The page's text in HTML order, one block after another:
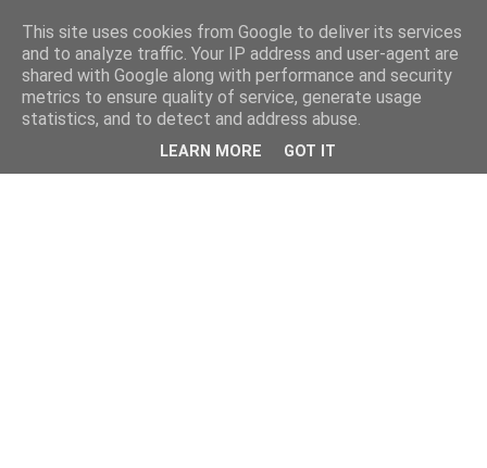
This site uses cookies from Google to deliver its services
and to analyze traffic. Your IP address and user-agent are
shared with Google along with performance and security
metrics to ensure quality of service, generate usage
statistics, and to detect and address abuse.
LEARN MORE GOT IT